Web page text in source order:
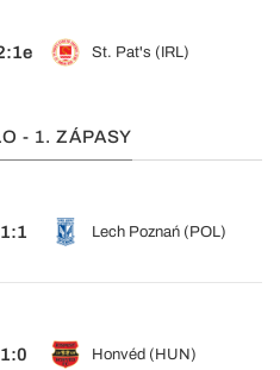
St. Pat's (IRL)
- 1. ZÁPASY
1:1 Lech Poznań (POL)
1:0 Honvéd (HUN)